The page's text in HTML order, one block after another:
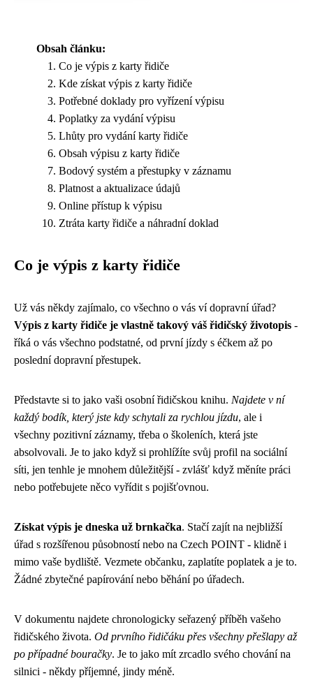
Obsah článku:
Co je výpis z karty řidiče
Kde získat výpis z karty řidiče
Potřebné doklady pro vyřízení výpisu
Poplatky za vydání výpisu
Lhůty pro vydání karty řidiče
Obsah výpisu z karty řidiče
Bodový systém a přestupky v záznamu
Platnost a aktualizace údajů
Online přístup k výpisu
Ztráta karty řidiče a náhradní doklad
Co je výpis z karty řidiče
Už vás někdy zajímalo, co všechno o vás ví dopravní úřad?
Výpis z karty řidiče je vlastně takový váš řidičský životopis -
říká o vás všechno podstatné, od první jízdy s éčkem až po
poslední dopravní přestupek.
Představte si to jako vaši osobní řidičskou knihu. Najdete v ní
každý bodík, který jste kdy schytali za rychlou jízdu, ale i
všechny pozitivní záznamy, třeba o školeních, která jste
absolvovali. Je to jako když si prohlížíte svůj profil na sociální
síti, jen tenhle je mnohem důležitější - zvlášť když měníte práci
nebo potřebujete něco vyřídit s pojišťovnou.
Získat výpis je dneska už brnkačka. Stačí zajít na nejbližší
úřad s rozšířenou působností nebo na Czech POINT - klidně i
mimo vaše bydliště. Vezmete občanku, zaplatíte poplatek a je to.
Žádné zbytečné papírování nebo běhání po úřadech.
V dokumentu najdete chronologicky seřazený příběh vašeho
řidičského života. Od prvního řidičáku přes všechny přešlapy až
po případné bouračky. Je to jako mít zrcadlo svého chování na
silnici - někdy příjemné, jindy méně.